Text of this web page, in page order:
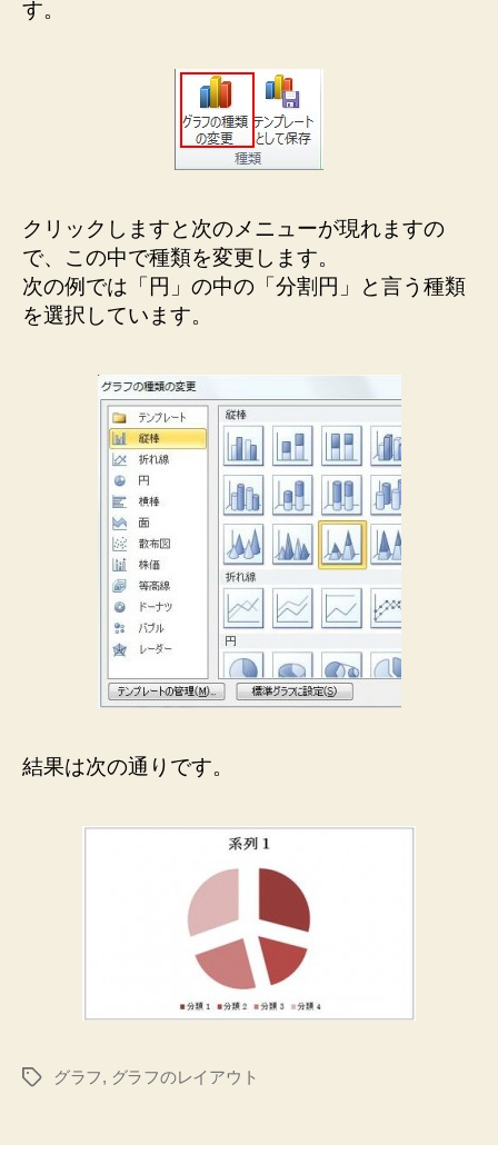
す。
クリックしますと次のメニューが現れますの
で、この中で種類を変更します。
次の例では「円」の中の「分割円」と言う種類
を選択しています。
結果は次の通りです。
タ
グラフ, グラフのレイアウト